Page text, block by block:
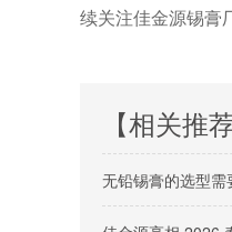
续关注佳金源锡膏
【相关推荐
无铅锡膏的选型需